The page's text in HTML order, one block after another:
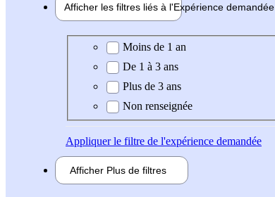
Afficher les filtres liés à l'Expérience demandée
Expérience demandée
Moins de 1 an
De 1 à 3 ans
Plus de 3 ans
Non renseignée
Appliquerle filtre de l'expérience demandée
Afficher Plus de filtres